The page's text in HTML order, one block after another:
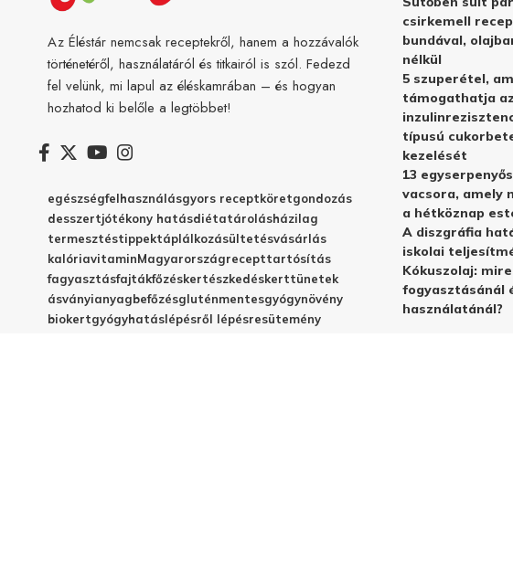
Az Éléstár nemcsak receptekről, hanem a hozzávalók
történetéről, használatáról és titkairól is szól. Fedezd
fel velünk, mi lapul az éléskamrában – és hogyan
hozhatod ki belőle a legtöbbet!
egészségfelhasználásgyors receptköretgondozás
desszertjótékony hatásdiétatárolásházilag
termesztéstippektáplálkozásültetésvásárlás
kalóriavitaminMagyarországrecepttartósítás
fagyasztásfajtákfőzéskertészkedéskerttünetek
ásványianyagbefőzésgluténmentesgyógynövény
biokertgyógyhatáslépésről lépésresütemény
csirkemell
bundával,
nélkül
5 szuperétel,
támogathatja az
típusú
kezelését
13
vacsora, amely
a hétköznap
A diszgráfia
iskolai
Kókuszolaj:
fogyasztásánál
használatánál?